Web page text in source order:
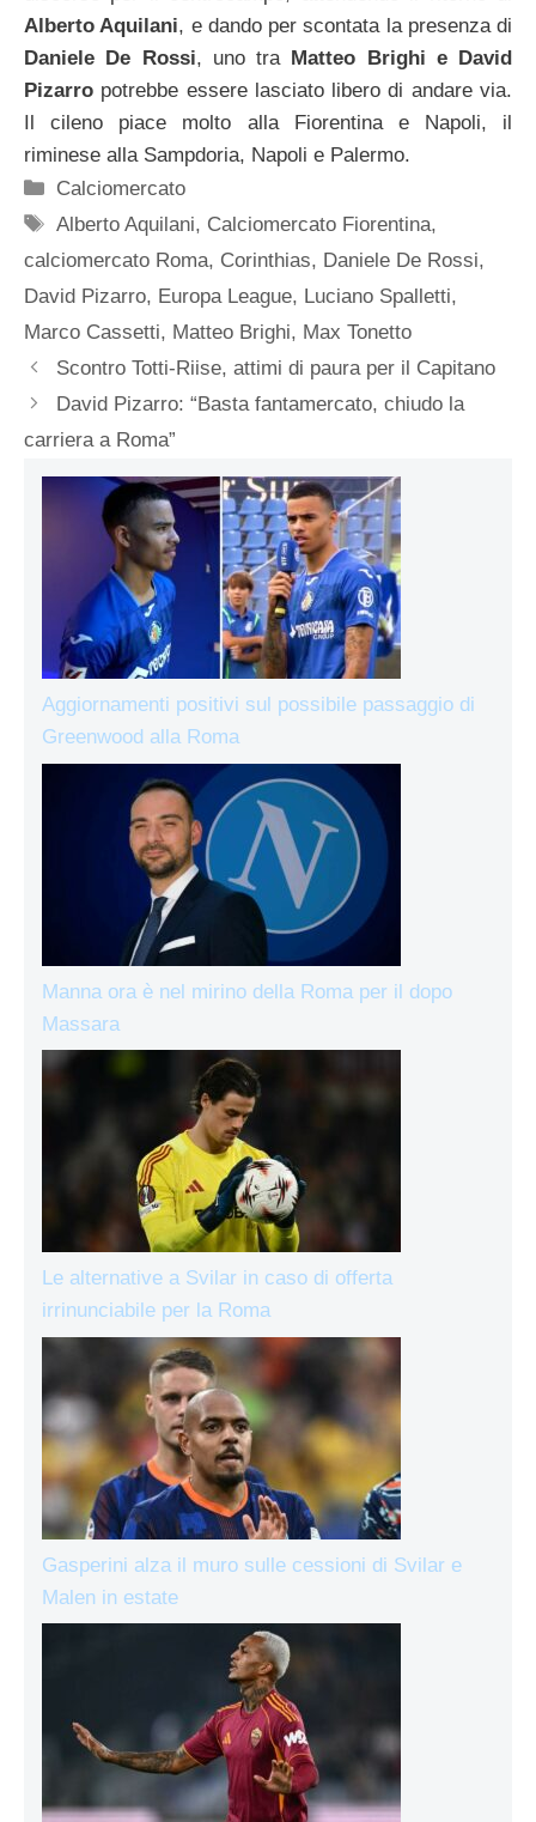
Alberto Aquilani, e dando per scontata la presenza di
Daniele De Rossi, uno tra Matteo Brighi e David
Pizarro potrebbe essere lasciato libero di andare via.
Il cileno piace molto alla Fiorentina e Napoli, il
riminese alla Sampdoria, Napoli e Palermo.
Categorie
Calciomercato
Tag
Alberto Aquilani, Calciomercato Fiorentina,
calciomercato Roma, Corinthias, Daniele De Rossi,
David Pizarro, Europa League, Luciano Spalletti,
Marco Cassetti, Matteo Brighi, Max Tonetto
Scontro Totti-Riise, attimi di paura per il Capitano
David Pizarro: “Basta fantamercato, chiudo la
carriera a Roma”
Aggiornamenti positivi sul possibile passaggio di
Greenwood alla Roma
Manna ora è nel mirino della Roma per il dopo
Massara
Le alternative a Svilar in caso di offerta
irrinunciabile per la Roma
Gasperini alza il muro sulle cessioni di Svilar e
Malen in estate